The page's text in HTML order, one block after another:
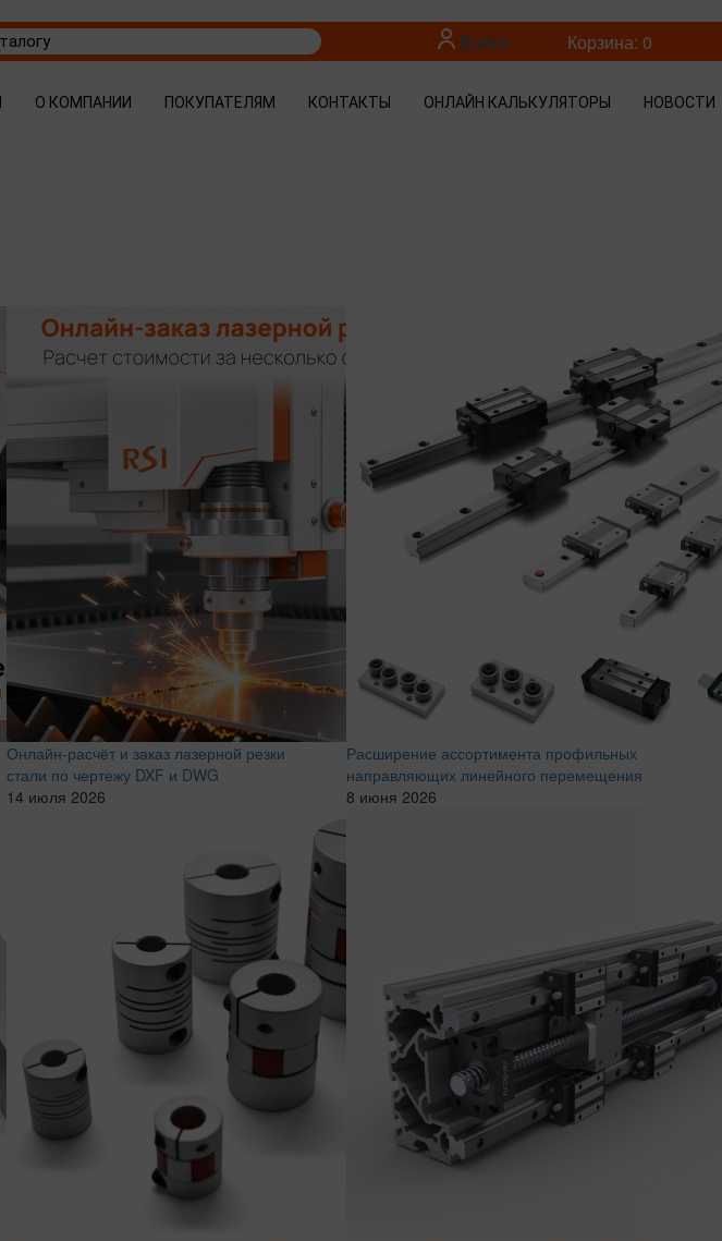
Войти Корзина: 0
О КОМПАНИИ ПОКУПАТЕЛЯМ КОНТАКТЫ ОНЛАЙН КАЛЬКУЛЯТОРЫ НОВОСТИ
Онлайн-расчёт и заказ лазерной резки
стали по чертежу DXF и DWG
14 июля 2026
Расширение ассортимента профильных
направляющих линейного перемещения
8 июня 2026